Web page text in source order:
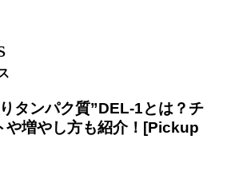
タンパク質”DEL-1とは？チ
や増やし方も紹介！